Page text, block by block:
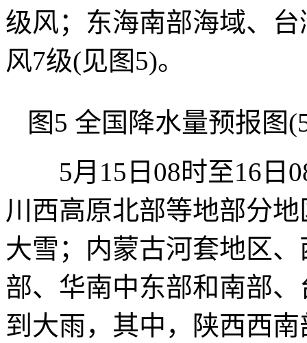
级风；东海南部海域、
风7级(见图5)。
图5 全国降水量预报图
5月15日08时至16日
川西高原北部等地部分
大雪；内蒙古河套地区
部、华南中东部和南部
到大雨，其中，陕西西